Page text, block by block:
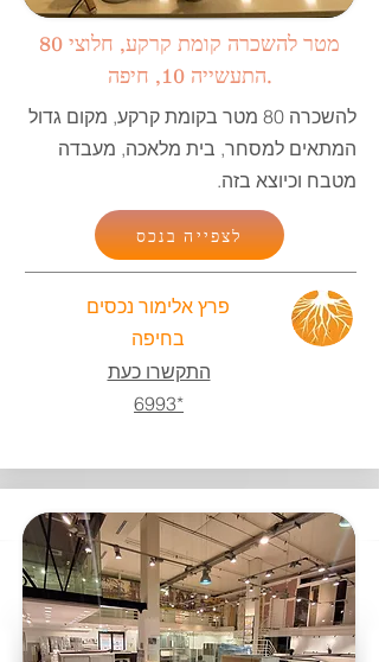
80 מטר להשכרה קומת קרקע, חלוצי
התעשייה 10, חיפה.
להשכרה 80 מטר בקומת קרקע, מקום גדול
המתאים למסחר, בית מלאכה, מעבדה
מטבח וכיוצא בזה.
לצפייה בנכס
פרץ אלימור נכסים
בחיפה
התקשרו כעת
*6993